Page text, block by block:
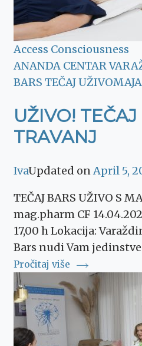
Access Consciousness
ANANDA CENTAR
BARS TEČAJ UŽIVO
UŽIVO! TEČAJ
TRAVANJ
IvaUpdated onApril 5,
TEČAJ BARS UŽIVO S
mag.pharm CF
17,00 h Lokacija:
Bars nudi Vam
Pročitaj više